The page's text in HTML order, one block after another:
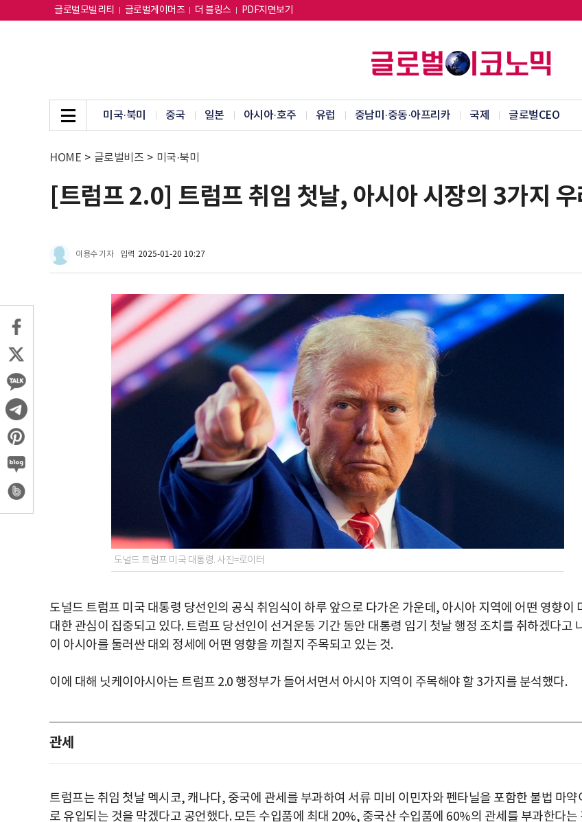
글로벌모빌리티 글로벌게이머즈 더 블링스 PDF지면보기
미국·북미 중국 일본 아시아·호주 유럽 중남미·중동·아프리카 국제 글로벌CEO
HOME > 글로벌비즈 > 미국·북미
[트럼프 2.0] 트럼프 취임 첫날, 아시아 시장의 3가지
이용수 기자 입력 2025-01-20 10:27
도널드 트럼프 미국 대통령. 사진=로이터
도널드 트럼프 미국 대통령 당선인의 공식 취임식이 하루 앞으로 다가온 가운데, 아시아 지역에 어떤 영향이
대한 관심이 집중되고 있다. 트럼프 당선인이 선거운동 기간 동안 대통령 임기 첫날 행정 조치를 취하겠다고
이 아시아를 둘러싼 대외 정세에 어떤 영향을 끼칠지 주목되고 있는 것.
이에 대해 닛케이아시아는 트럼프 2.0 행정부가 들어서면서 아시아 지역이 주목해야 할 3가지를 분석했다.
관세
트럼프는 취임 첫날 멕시코, 캐나다, 중국에 관세를 부과하여 서류 미비 이민자와 펜타닐을 포함한 불법 마약
로 유입되는 것을 막겠다고 공언했다. 모든 수입품에 최대 20%, 중국산 수입품에 60%의 관세를 부과한다는